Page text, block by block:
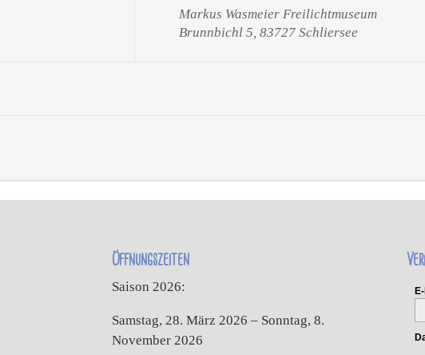
Markus Wasmeier Freilichtmuseum
Brunnbichl 5, 83727 Schliersee
Öffnungszeiten
Saison 2026:
Samstag, 28. März 2026 – Sonntag, 8.
November 2026